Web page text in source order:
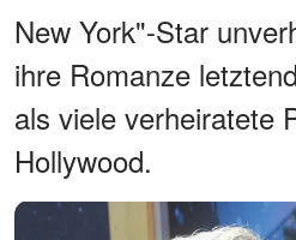
New York"-Star
ihre Romanze
als viele verheiratete
Hollywood.